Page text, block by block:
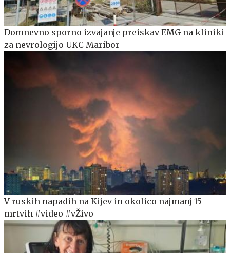
Domnevno sporno izvajanje preiskav EMG na kliniki
za nevrologijo UKC Maribor
V ruskih napadih na Kijev in okolico najmanj 15
mrtvih #video #vŽivo